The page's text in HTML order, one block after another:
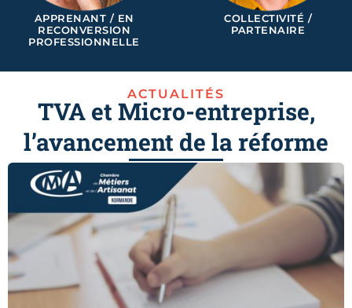
APPRENANT / EN
RECONVERSION
PROFESSIONNELLE
COLLECTIVITÉ /
PARTENAIRE
ACTUALITÉS
TVA et Micro-entreprise,
l’avancement de la réforme